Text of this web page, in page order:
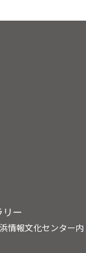
ー
情報文化センター内